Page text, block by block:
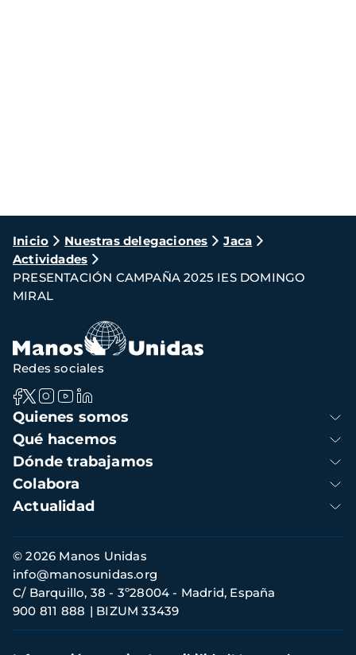
Ruta
de
navegación
Inicio Nuestras delegaciones
Jaca
Actividades
PRESENTACIÓN CAMPAÑA 2025 IES DOMINGO
MIRAL
Navegación
principal
Quienes somos
Qué hacemos
Dónde trabajamos
Colabora
Actualidad
Redes sociales
Información
de
contacto
© 2026 Manos Unidas
C/ Barquillo, 38 - 3º28004 - Madrid, España
900 811 888
BIZUM 33439
info@manosunidas.org